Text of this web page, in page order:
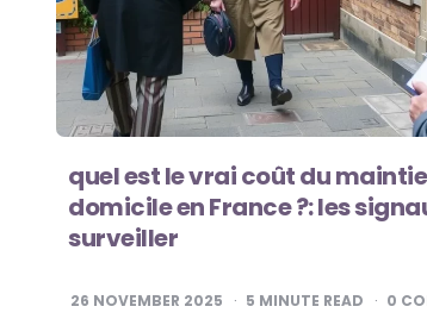
quel est le vrai coût du
domicile en France ?: les
surveiller
26 NOVEMBER 2025 5 MINUTE READ 0